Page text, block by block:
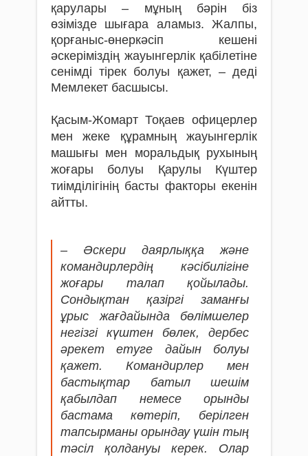
қарулары – мұның бәрін біз
өзімізде шығара аламыз. Жалпы,
қорғаныс-өнеркәсіп кешені
әскеріміздің жауынгерлік қабілетіне
сенімді тірек болуы қажет, – деді
Мемлекет басшысы.
Қасым-Жомарт Тоқаев офицерлер
мен жеке құрамның жауынгерлік
машығы мен моральдық рухының
жоғары болуы Қарулы Күштер
тиімділігінің басты факторы екенін
айтты.
– Әскери даярлыққа және
командирлердің кәсібилігіне
жоғары талап қойылады.
Сондықтан қазіргі заманғы
ұрыс жағдайында бөлімшелер
негізгі күштен бөлек, дербес
әрекет етуге дайын болуы
қажет. Командирлер мен
бастықтар батыл шешім
қабылдап немесе орынды
бастама көтеріп, берілген
тапсырманы орындау үшін тың
тәсіл қолдануы керек. Олар